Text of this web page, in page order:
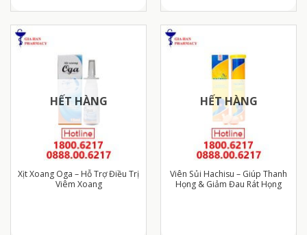
HẾT HÀNG
Xịt Xoang Oga – Hỗ Trợ Điều Trị
Viêm Xoang
HẾT HÀNG
Viên Sủi Hachisu – Giúp Thanh
Họng & Giảm Đau Rát Họng